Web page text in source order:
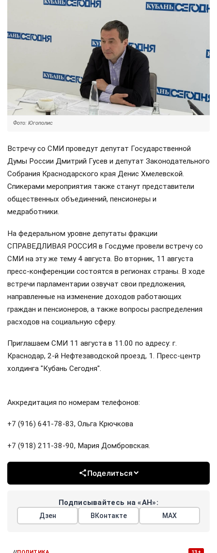
Фото: Югополис
Встречу со СМИ проведут депутат Государственной
Думы России Дмитрий Гусев и депутат Законодательного
Собрания Краснодарского края Денис Хмелевской.
Спикерами мероприятия также станут представители
общественных объединений, пенсионеры и
медработники.
На федеральном уровне депутаты фракции
СПРАВЕДЛИВАЯ РОССИЯ в Госдуме провели встречу со
СМИ на эту же тему 4 августа. Во вторник, 11 августа
пресс-конференции состоятся в регионах страны. В ходе
встречи парламентарии озвучат свои предложения,
направленные на изменение доходов работающих
граждан и пенсионеров, а также вопросы распределения
расходов на социальную сферу.
Приглашаем СМИ 11 августа в 11.00 по адресу: г.
Краснодар, 2-й Нефтезаводской проезд, 1. Пресс-центр
холдинга "Кубань Сегодня".
Аккредитация по номерам телефонов:
+7 (916) 641-78-83, Ольга Крючкова
+7 (918) 211-38-90, Мария Домбровская.
Поделиться
Подписывайтесь на «АН»:
Дзен ВКонтакте МАХ